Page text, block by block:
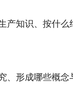
知识、按什么
形成哪些概念